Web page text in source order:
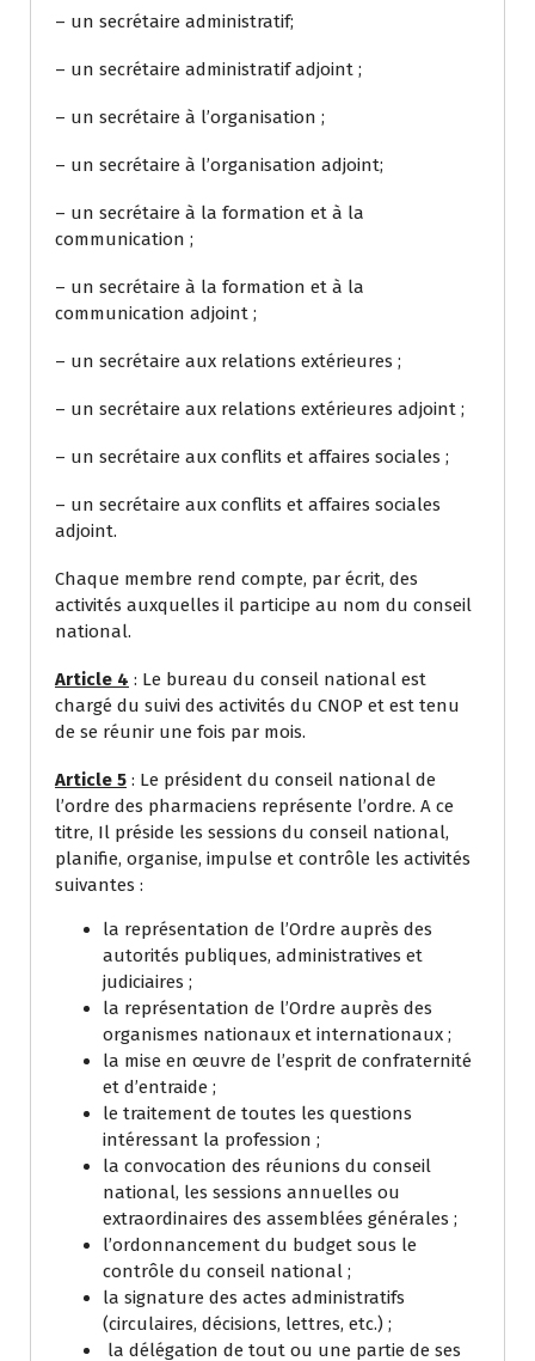
– un secrétaire administratif;
– un secrétaire administratif adjoint ;
– un secrétaire à l’organisation ;
– un secrétaire à l’organisation adjoint;
– un secrétaire à la formation et à la
communication ;
– un secrétaire à la formation et à la
communication adjoint ;
– un secrétaire aux relations extérieures ;
– un secrétaire aux relations extérieures adjoint ;
– un secrétaire aux conflits et affaires sociales ;
– un secrétaire aux conflits et affaires sociales
adjoint.
Chaque membre rend compte, par écrit, des
activités auxquelles il participe au nom du conseil
national.
Article 4 : Le bureau du conseil national est
chargé du suivi des activités du CNOP et est tenu
de se réunir une fois par mois.
Article 5 : Le président du conseil national de
l’ordre des pharmaciens représente l’ordre. A ce
titre, Il préside les sessions du conseil national,
planifie, organise, impulse et contrôle les activités
suivantes :
la représentation de l’Ordre auprès des
autorités publiques, administratives et
judiciaires ;
la représentation de l’Ordre auprès des
organismes nationaux et internationaux ;
la mise en œuvre de l’esprit de confraternité
et d’entraide ;
le traitement de toutes les questions
intéressant la profession ;
la convocation des réunions du conseil
national, les sessions annuelles ou
extraordinaires des assemblées générales ;
l’ordonnancement du budget sous le
contrôle du conseil national ;
la signature des actes administratifs
(circulaires, décisions, lettres, etc.) ;
la délégation de tout ou une partie de ses